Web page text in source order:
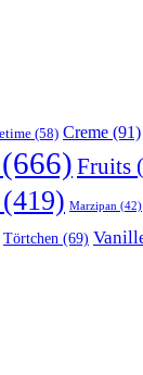
(58) Creme (91)
(666) Fruits
(419) Marzipan (42)
Törtchen (69)